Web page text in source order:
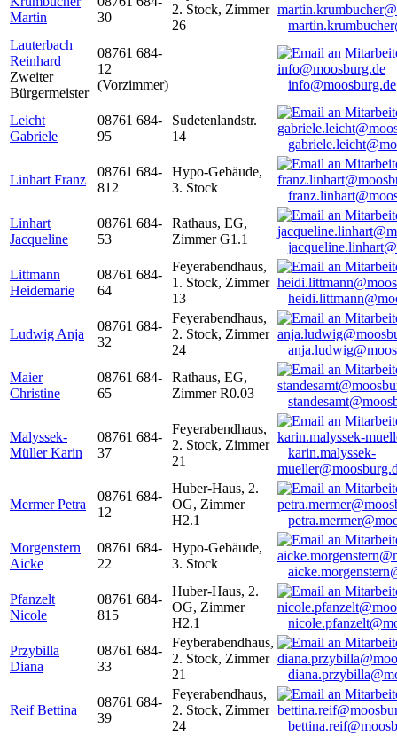
Martin
30
2. Stock, Zimmer
26
Lauterbach
Reinhard
Zweiter
Bürgermeister
08761 684-
12
(Vorzimmer)
info@moosburg.de
Leicht
Gabriele
08761 684-
95
Sudetenlandstr.
14
Linhart Franz
08761 684-
812
Hypo-Gebäude,
3. Stock
Linhart
Jacqueline
08761 684-
53
Rathaus, EG,
Zimmer G1.1
Littmann
Heidemarie
08761 684-
64
Feyerabendhaus,
1. Stock, Zimmer
13
Ludwig Anja
08761 684-
32
Feyerabendhaus,
2. Stock, Zimmer
24
Maier
Christine
08761 684-
65
Rathaus, EG,
Zimmer R0.03
Malyssek-
Müller Karin
08761 684-
37
Feyerabendhaus,
2. Stock, Zimmer
21
karin.malyssek-
Mermer Petra
08761 684-
12
Huber-Haus, 2.
OG, Zimmer
H2.1
Morgenstern
Aicke
08761 684-
22
Hypo-Gebäude,
3. Stock
Pfanzelt
Nicole
08761 684-
815
Huber-Haus, 2.
OG, Zimmer
H2.1
Przybilla
Diana
08761 684-
33
Feyberabendhaus,
2. Stock, Zimmer
21
Reif Bettina
08761 684-
39
Feyerabendhaus,
2. Stock, Zimmer
24